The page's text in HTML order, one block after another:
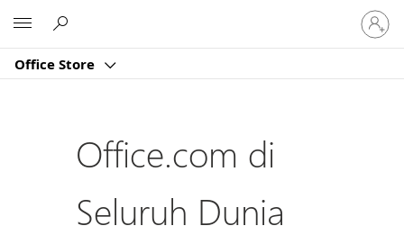
Office Store
Masuk
ke
akun
Office.com di
Seluruh Dunia